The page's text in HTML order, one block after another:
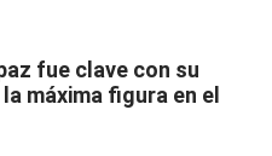
fue clave con su
máxima figura en el